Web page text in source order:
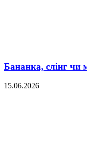
Бананка, слінг чи
15.06.2026